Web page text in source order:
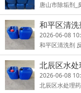
唐山市除垢剂_
包装, 每桶
和平区清
2026-06-08
和平区清洗剂
缓蚀阻垢剂，
效
北辰区水
2026-06-08
北辰区水处理